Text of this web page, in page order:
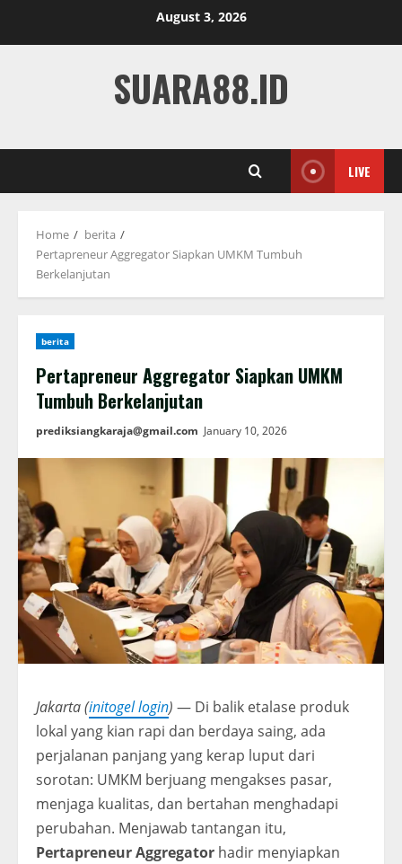
August 3, 2026
SUARA88.ID
LIVE
Home
berita
Pertapreneur Aggregator Siapkan UMKM Tumbuh
Berkelanjutan
berita
Pertapreneur Aggregator Siapkan UMKM
Tumbuh Berkelanjutan
prediksiangkaraja@gmail.com January 10, 2026
Jakarta (initogel login) — Di balik etalase produk
lokal yang kian rapi dan berdaya saing, ada
perjalanan panjang yang kerap luput dari
sorotan: UMKM berjuang mengakses pasar,
menjaga kualitas, dan bertahan menghadapi
perubahan. Menjawab tantangan itu,
Pertapreneur Aggregator hadir menyiapkan